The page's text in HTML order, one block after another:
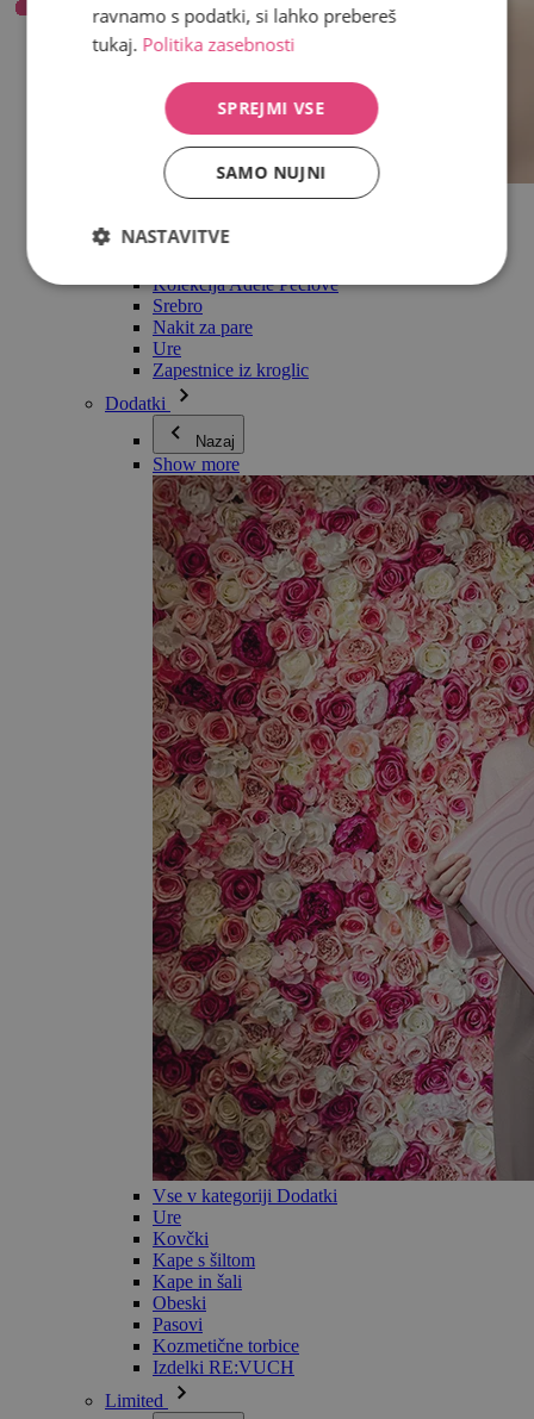
Vse v kategoriji Nakit
Zapestnice
Kolekcija Adéle Pečlové
Srebro
Nakit za pare
Ure
Zapestnice iz kroglic
Dodatki
Nazaj
Show more
Vse v kategoriji Dodatki
Ure
Kovčki
Kape s šiltom
Kape in šali
Obeski
Pasovi
Kozmetične torbice
Izdelki RE:VUCH
Limited
ravnamo s podatki, si lahko prebereš
tukaj. Politika zasebnosti
SPREJMI VSE
SAMO NUJNI
NASTAVITVE